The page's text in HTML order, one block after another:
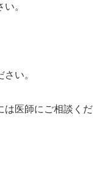
。
い。
は医師にご相談くだ